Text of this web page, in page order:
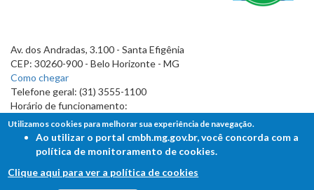
Av. dos Andradas, 3.100 - Santa Efigênia
CEP: 30260-900 - Belo Horizonte - MG
Como chegar
Telefone geral: (31) 3555-1100
Horário de funcionamento:
7h às 19h
Utilizamos cookies para melhorar sua experiência de navegação.
Ao utilizar o portal cmbh.mg.gov.br, você concorda com a
política de monitoramento de cookies.
Clique aqui para ver a política de cookies